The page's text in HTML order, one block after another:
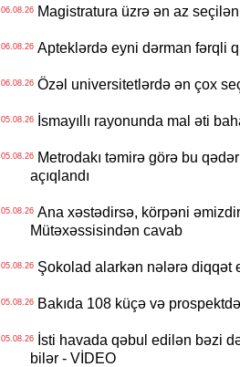
06.08.26Magistratura üzrə ən az
06.08.26Apteklərdə eyni dərman fərqli
06.08.26Özəl universitetlərdə ən çox
05.08.26İsmayıllı rayonunda mal əti
05.08.26Metrodakı təmirə görə bu
açıqlandı
05.08.26Ana xəstədirsə, körpəni
Mütəxəssisindən cavab
05.08.26Şokolad alarkən nələrə diqqət
05.08.26Bakıda 108 küçə və
05.08.26İsti havada qəbul edilən bəzi
bilər - VİDEO